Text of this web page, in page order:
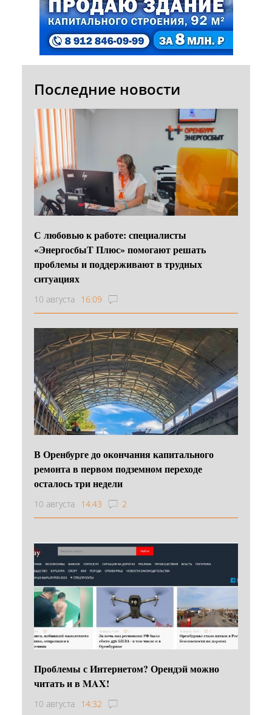
Последние новости
С любовью к работе: специалисты
«ЭнергосбыТ Плюс» помогают решать
проблемы и поддерживают в трудных
ситуациях
10 августа 16:09
В Оренбурге до окончания капитального
ремонта в первом подземном переходе
осталось три недели
10 августа 14:43 2
Проблемы с Интернетом? Орендэй можно
читать и в MAX!
10 августа 14:32